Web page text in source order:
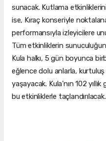
sunacak. Kutlama
ise, Kıraç konseriyle
performansıyla izleyicilere
Tüm etkinliklerin
Kula halkı, 5 gün boyunca
eğlence dolu anlarla,
yaşayacak. Kula’nın 102
bu etkinliklerle